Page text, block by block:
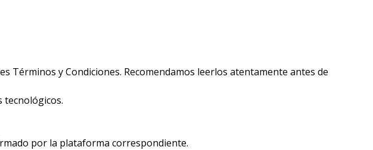
Términos y Condiciones. Recomendamos leerlos atentamente antes de
tecnológicos.
por la plataforma correspondiente.